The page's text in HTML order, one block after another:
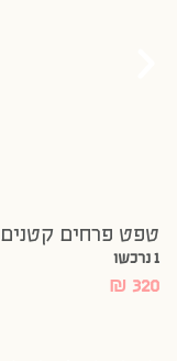
טפט פרחים קטנים 1
1 נרכשו
₪ 320